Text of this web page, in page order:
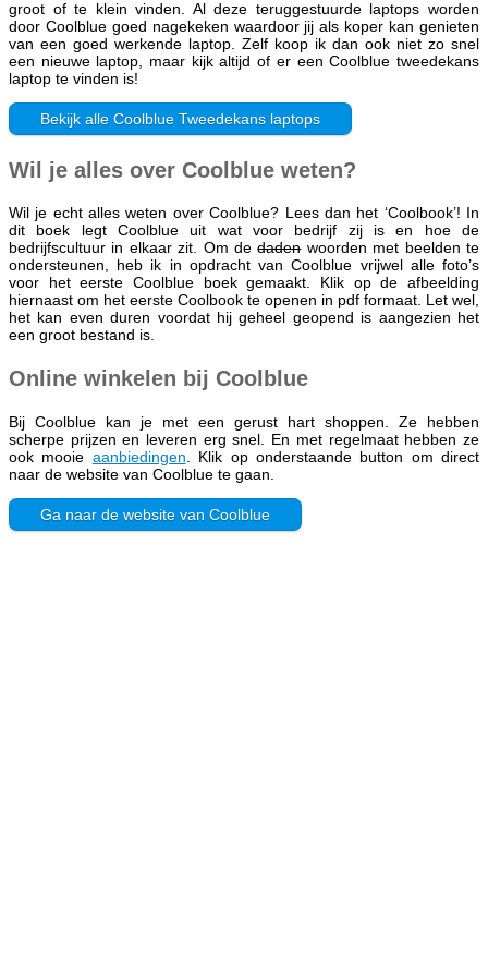
groot of te klein vinden. Al deze teruggestuurde laptops worden
door Coolblue goed nagekeken waardoor jij als koper kan genieten
van een goed werkende laptop. Zelf koop ik dan ook niet zo snel
een nieuwe laptop, maar kijk altijd of er een Coolblue tweedekans
laptop te vinden is!
Bekijk alle Coolblue Tweedekans laptops
Wil je alles over Coolblue weten?
Wil je echt alles weten over Coolblue? Lees dan het ‘Coolbook’! In
dit boek legt Coolblue uit wat voor bedrijf zij is en hoe de
bedrijfscultuur in elkaar zit. Om dedadenwoorden met beelden te
ondersteunen, heb ik in opdracht van Coolblue vrijwel alle foto’s
voor het eerste Coolblue boek gemaakt. Klik op de afbeelding
hiernaast om het eerste Coolbook te openen in pdf formaat. Let wel,
het kan even duren voordat hij geheel geopend is aangezien het
een groot bestand is.
Online winkelen bij Coolblue
Bij Coolblue kan je met een gerust hart shoppen. Ze hebben
scherpe prijzen en leveren erg snel. En met regelmaat hebben ze
ook mooie aanbiedingen . Klik op onderstaande button om direct
naar de website van Coolblue te gaan.
Ga naar de website van Coolblue